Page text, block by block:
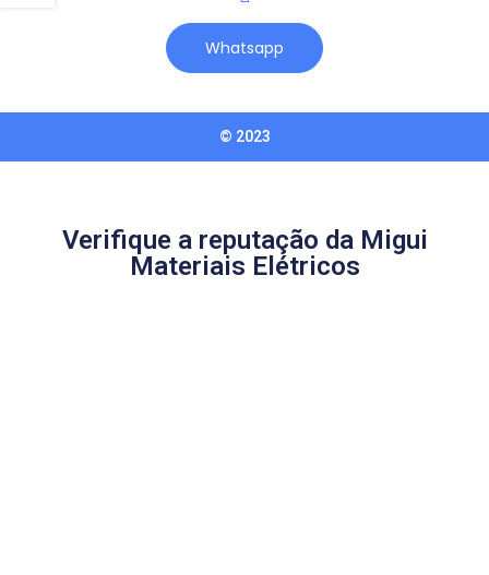
Whatsapp
© 2023
Verifique a reputação da Migui
Materiais Elétricos